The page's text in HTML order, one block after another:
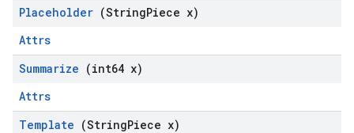
Placeholder (StringPiece x)
Attrs
Summarize (int64 x)
Attrs
Template (StringPiece x)